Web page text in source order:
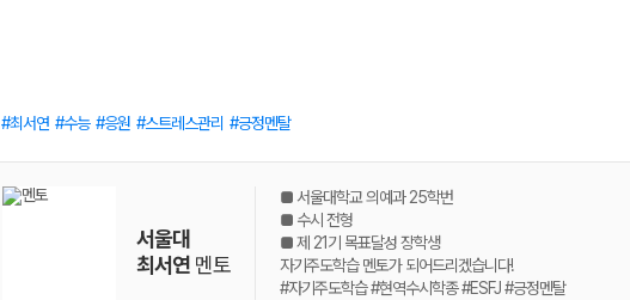
최서연 수능 응원 스트레스관리 긍정멘탈
서울대
최서연 멘토
■ 서울대학교 의예과 25학번
■ 수시 전형
■ 제 21기 목표달성 장학생
자기주도학습 멘토가 되어드리겠습니다!
#자기주도학습 #현역수시학종 #ESFJ #긍정멘탈